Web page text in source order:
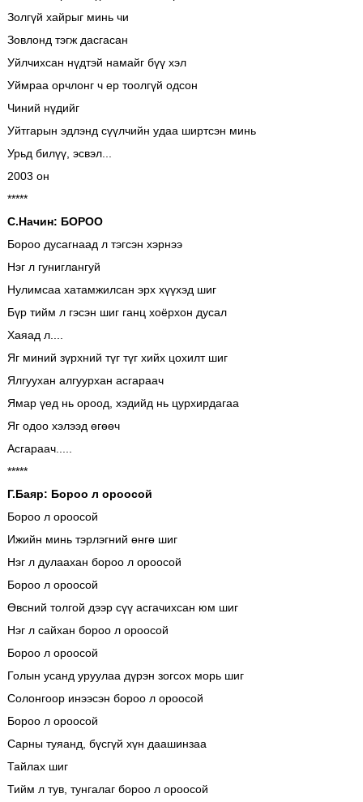
Золгүй хайрыг минь чи
Зовлонд тэгж дасгасан
Уйлчихсан нүдтэй намайг бүү хэл
Уймраа орчлонг ч ер тоолгүй одсон
Чиний нүдийг
Уйтгарын эдлэнд сүүлчийн удаа ширтсэн минь
Урьд билүү, эсвэл...
2003 он
*****
С.Начин: БОРОО
Бороо дусагнаад л тэгсэн хэрнээ
Нэг л гуниглангуй
Нулимсаа хатамжилсан эрх хүүхэд шиг
Бүр тийм л гэсэн шиг ганц хоёрхон дусал
Хаяад л....
Яг миний зүрхний түг түг хийх цохилт шиг
Ялгуухан алгуурхан асгараач
Ямар үед нь ороод, хэдийд нь цурхирдагаа
Яг одоо хэлээд өгөөч
Асгараач.....
*****
Г.Баяр: Бороо л ороосой
Бороо л ороосой
Ижийн минь тэрлэгний өнгө шиг
Нэг л дулаахан бороо л ороосой
Бороо л ороосой
Өвсний толгой дээр сүү асгачихсан юм шиг
Нэг л сайхан бороо л ороосой
Бороо л ороосой
Голын усанд уруулаа дүрэн зогсох морь шиг
Солонгоор инээсэн бороо л ороосой
Бороо л ороосой
Сарны туяанд, бүсгүй хүн даашинзаа
Тайлах шиг
Тийм л тув, тунгалаг бороо л ороосой